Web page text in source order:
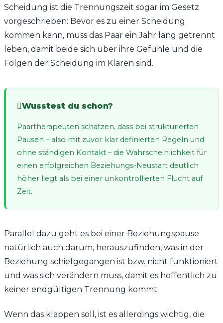
Scheidung ist die Trennungszeit sogar im Gesetz
vorgeschrieben: Bevor es zu einer Scheidung
kommen kann, muss das Paar ein Jahr lang getrennt
leben, damit beide sich über ihre Gefühle und die
Folgen der Scheidung im Klaren sind.
Wusstest du schon?
Paartherapeuten schätzen, dass bei strukturierten
Pausen – also mit zuvor klar definierten Regeln und
ohne ständigen Kontakt – die Wahrscheinlichkeit für
einen erfolgreichen Beziehungs-Neustart deutlich
höher liegt als bei einer unkontrollierten Flucht auf
Zeit.
Parallel dazu geht es bei einer Beziehungspause
natürlich auch darum, herauszufinden, was in der
Beziehung schiefgegangen ist bzw. nicht funktioniert
und was sich verändern muss, damit es hoffentlich zu
keiner endgültigen Trennung kommt.
Wenn das klappen soll, ist es allerdings wichtig, die